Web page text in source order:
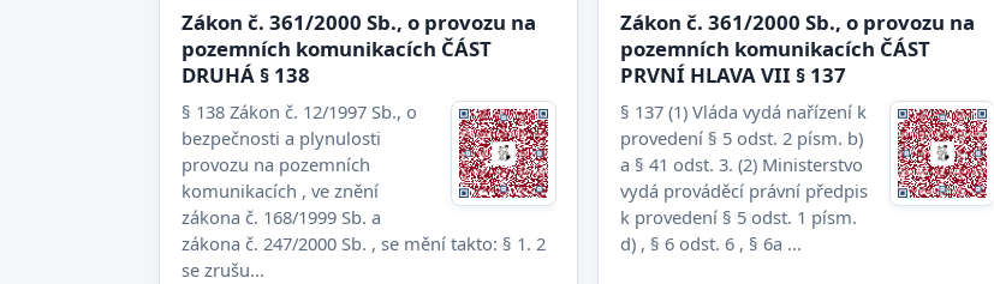
Zákon č. 361/2000 Sb., o provozu na
pozemních komunikacích ČÁST
DRUHÁ § 138
§ 138 Zákon č. 12/1997 Sb., o
bezpečnosti a plynulosti
provozu na pozemních
komunikacích , ve znění
zákona č. 168/1999 Sb. a
zákona č. 247/2000 Sb. , se mění takto: § 1. 2
se zrušu...
Zákon č. 361/2000 Sb., o provozu na
pozemních komunikacích ČÁST
PRVNÍ HLAVA VII § 137
§ 137 (1) Vláda vydá nařízení k
provedení § 5 odst. 2 písm. b)
a § 41 odst. 3. (2) Ministerstvo
vydá prováděcí právní předpis
k provedení § 5 odst. 1 písm.
d) , § 6 odst. 6 , § 6a ...